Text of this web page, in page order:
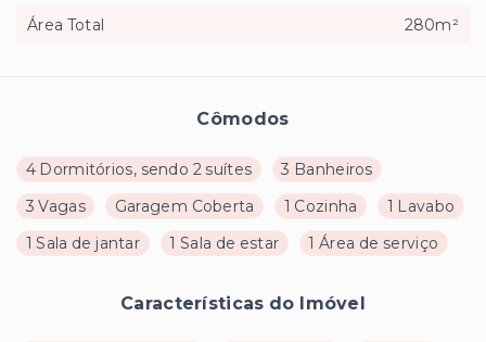
Cômodos
4 Dormitórios, sendo 2 suítes
3 Banheiros
3 Vagas
Garagem Coberta 1 Cozinha
1 Lavabo
1 Sala de jantar
1 Sala de estar 1 Área de serviço
Características do Imóvel
Área Total
280m²